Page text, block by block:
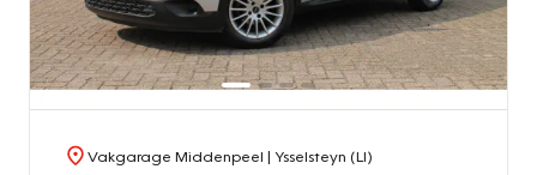
Vakgarage Middenpeel | Ysselsteyn (LI)